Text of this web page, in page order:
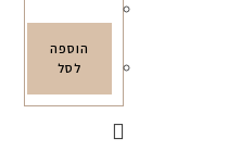
הוספה
לסל